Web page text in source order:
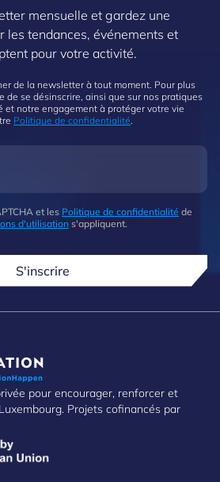
mensuelle et gardez une
les tendances, événements et
pour votre activité.
de la newsletter à tout moment. Pour plus
de se désinscrire, ainsi que sur nos pratiques
notre engagement à protéger votre vie
Politique de confidentialité
et les Politique de confidentialité de
d'utilisation s'appliquent.
S'inscrire
pour encourager, renforcer et
Projets cofinancés par